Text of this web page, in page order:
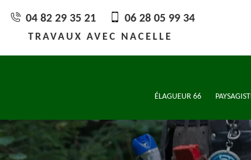
04 82 29 35 21 06 28 05 99 34
TRAVAUX AVEC NACELLE
ÉLAGUEUR 66